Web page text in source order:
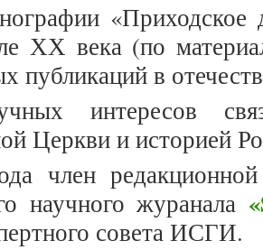
«Приходское
ХХ века (по
публикаций в
интересов
Церкви и историей
член
научного журанала
совета ИСГИ.